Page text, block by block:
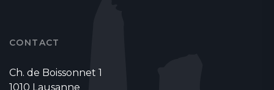
CONTACT
Ch. de Boissonnet 1
1010 Lausanne